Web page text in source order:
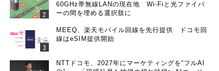
60GHz帯無線LANの現在地 Wi-Fiと光ファイバ
ーの間を埋める選択肢に
MEEQ、楽天モバイル回線を先行提供 ドコモ回
線はeSIM提供開始
NTTドコモ、2027年にマーケティングを“フルAI